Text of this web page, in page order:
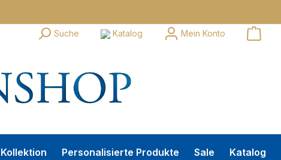
Suche Katalog Mein Konto
Personalisierte Produkte Sale Katalog